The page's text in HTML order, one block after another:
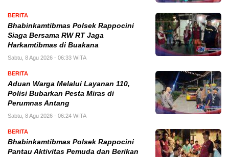
BERITA
Bhabinkamtibmas Polsek Rappocini
Siaga Bersama RW RT Jaga
Harkamtibmas di Buakana
Sabtu, 8 Agu 2026 - 06:33 WITA
BERITA
Aduan Warga Melalui Layanan 110,
Polisi Bubarkan Pesta Miras di
Perumnas Antang
Sabtu, 8 Agu 2026 - 06:24 WITA
BERITA
Bhabinkamtibmas Polsek Rappocini
Pantau Aktivitas Pemuda dan Berikan